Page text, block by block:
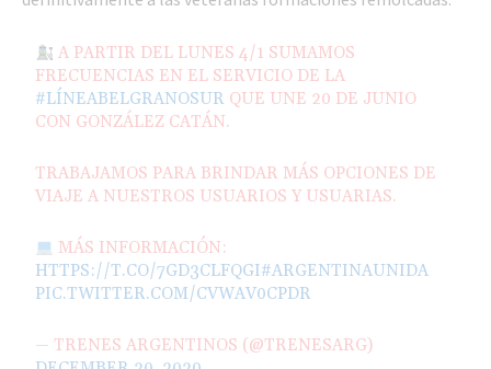
A PARTIR DEL LUNES 4/1 SUMAMOS
FRECUENCIAS EN EL SERVICIO DE LA
#LÍNEABELGRANOSUR QUE UNE 20 DE JUNIO
CON GONZÁLEZ CATÁN.
TRABAJAMOS PARA BRINDAR MÁS OPCIONES DE
VIAJE A NUESTROS USUARIOS Y USUARIAS.
MÁS INFORMACIÓN:
HTTPS://T.CO/7GD3CLFQGI#ARGENTINAUNIDA
PIC.TWITTER.COM/CVWAV0CPDR
— TRENES ARGENTINOS (@TRENESARG)